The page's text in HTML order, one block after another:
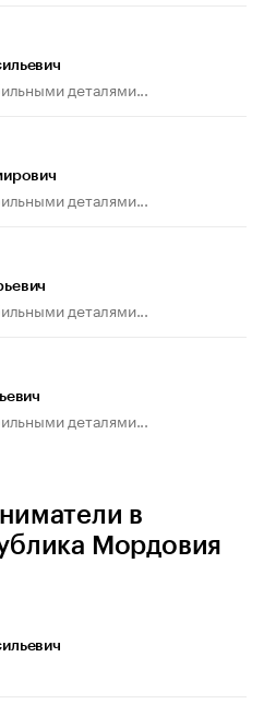
деталями...
деталями...
деталями...
деталями...
в
Мордовия